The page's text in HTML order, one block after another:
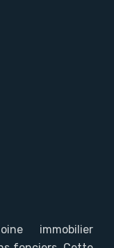
immobilier